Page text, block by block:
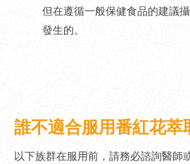
但在遵循一般保健食品的建議
發生的。
誰不適合服用番紅花萃
以下族群在服用前，請務必諮詢醫師